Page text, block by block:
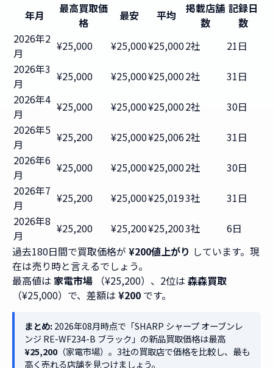
年月
最高買取価
格
最安 平均
掲載店舗
数
記録日
数
2026年2
月
¥25,000 ¥25,000¥25,0002社
21日
2026年3
月
¥25,000 ¥25,000¥25,0002社
31日
2026年4
月
¥25,000 ¥25,000¥25,0002社
30日
2026年5
月
¥25,200 ¥25,000¥25,0062社
31日
2026年6
月
¥25,000 ¥25,000¥25,0002社
30日
2026年7
月
¥25,200 ¥25,000¥25,0193社
31日
2026年8
月
¥25,200 ¥25,200¥25,2003社
6日
過去180日間で買取価格が ¥200値上がり しています。現
在は売り時と言えるでしょう。
最高値は 家電市場 （¥25,200）、2位は 森森買取
（¥25,000）で、差額は ¥200 です。
まとめ:2026年08月時点で「SHARP シャープ オーブンレ
ンジ RE-WF234-B ブラック」の新品買取価格は最高
¥25,200（家電市場）。3社の買取店で価格を比較し、最も
高く売れる店舗を見つけましょう。